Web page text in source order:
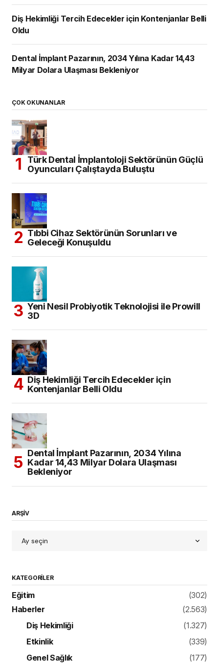
Diş Hekimliği Tercih Edecekler için Kontenjanlar Belli
Oldu
Dental İmplant Pazarının, 2034 Yılına Kadar 14,43
Milyar Dolara Ulaşması Bekleniyor
ÇOK OKUNANLAR
Türk Dental İmplantoloji Sektörünün Güçlü
Oyuncuları Çalıştayda Buluştu
Tıbbi Cihaz Sektörünün Sorunları ve
Geleceği Konuşuldu
Yeni Nesil Probiyotik Teknolojisi ile Prowill
3D
Diş Hekimliği Tercih Edecekler için
Kontenjanlar Belli Oldu
Dental İmplant Pazarının, 2034 Yılına
Kadar 14,43 Milyar Dolara Ulaşması
Bekleniyor
ARŞİV
KATEGORILER
Eğitim
(302)
Haberler
(2.563)
Diş Hekimliği
(1.327)
Etkinlik
(339)
Genel Sağlık
(177)